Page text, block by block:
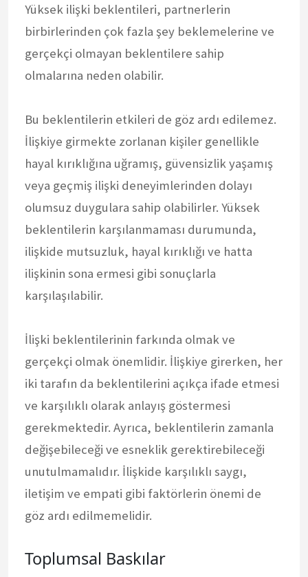
Yüksek ilişki beklentileri, partnerlerin
birbirlerinden çok fazla şey beklemelerine ve
gerçekçi olmayan beklentilere sahip
olmalarına neden olabilir.
Bu beklentilerin etkileri de göz ardı edilemez.
İlişkiye girmekte zorlanan kişiler genellikle
hayal kırıklığına uğramış, güvensizlik yaşamış
veya geçmiş ilişki deneyimlerinden dolayı
olumsuz duygulara sahip olabilirler. Yüksek
beklentilerin karşılanmaması durumunda,
ilişkide mutsuzluk, hayal kırıklığı ve hatta
ilişkinin sona ermesi gibi sonuçlarla
karşılaşılabilir.
İlişki beklentilerinin farkında olmak ve
gerçekçi olmak önemlidir. İlişkiye girerken, her
iki tarafın da beklentilerini açıkça ifade etmesi
ve karşılıklı olarak anlayış göstermesi
gerekmektedir. Ayrıca, beklentilerin zamanla
değişebileceği ve esneklik gerektirebileceği
unutulmamalıdır. İlişkide karşılıklı saygı,
iletişim ve empati gibi faktörlerin önemi de
göz ardı edilmemelidir.
Toplumsal Baskılar